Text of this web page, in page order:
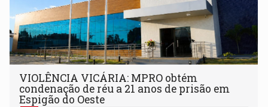
VIOLÊNCIA VICÁRIA: MPRO obtém
condenação de réu a 21 anos de prisão em
Espigão do Oeste